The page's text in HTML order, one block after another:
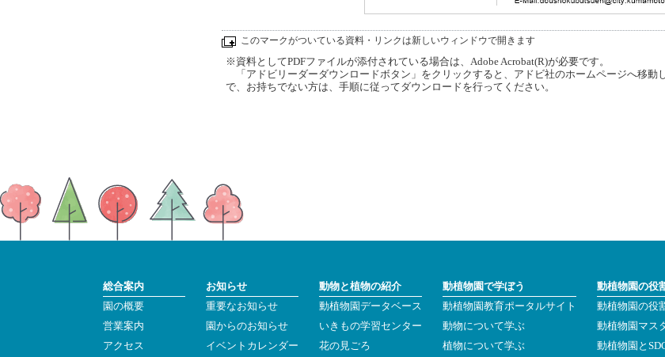
このマークがついている資料・リンクは新しいウィンドウで開きます
※資料としてPDFファイルが添付されている場合は、Adobe Acrobat(R)が必要です。
「アドビリーダーダウンロードボタン」をクリックすると、アドビ社のホームページへ移動
で、お持ちでない方は、手順に従ってダウンロードを行ってください。
総合案内
園の概要
営業案内
アクセス
お知らせ
重要なお知らせ
園からのお知らせ
イベントカレンダー
動物と植物の紹介
動植物園データベース
いきもの学習センター
花の見ごろ
動植物園で学ぼう
動植物園教育ポータルサイト
動物について学ぶ
植物について学ぶ
動植物園の役
動植物園の役
動植物園マス
動植物園と